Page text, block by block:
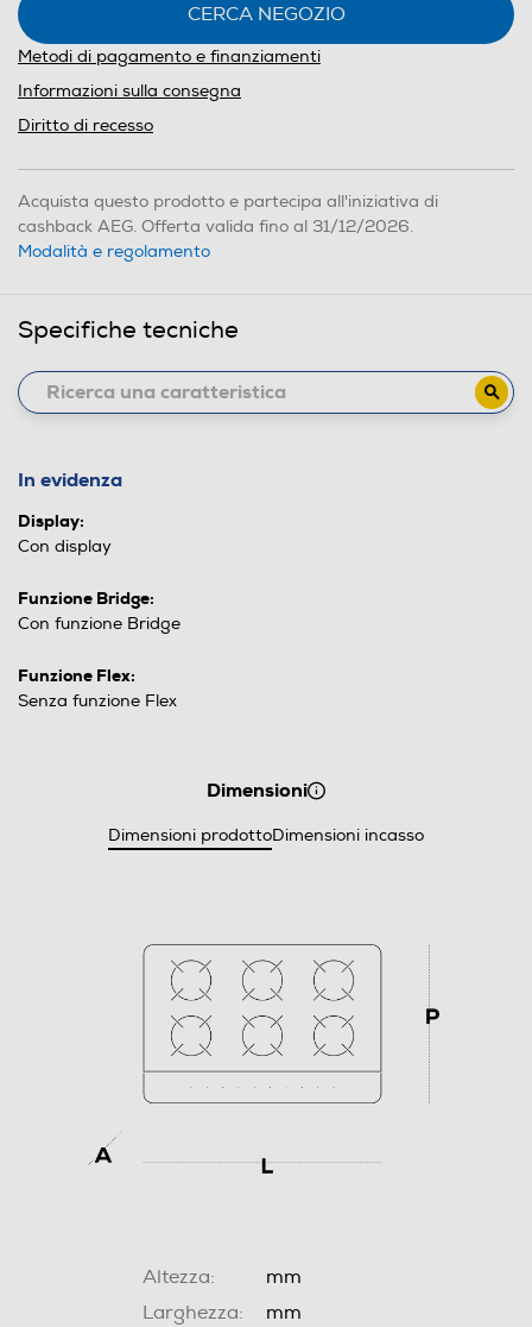
CERCA NEGOZIO
Metodi di pagamento e finanziamenti
Informazioni sulla consegna
Diritto di recesso
Acquista questo prodotto e partecipa all'iniziativa di
cashback AEG. Offerta valida fino al 31/12/2026.
Modalità e regolamento
Specifiche tecniche
In evidenza
Display:
Con display
Funzione Bridge:
Con funzione Bridge
Funzione Flex:
Senza funzione Flex
Dimensioni
Dimensioni prodottoDimensioni incasso
Altezza:
mm
Larghezza:
mm